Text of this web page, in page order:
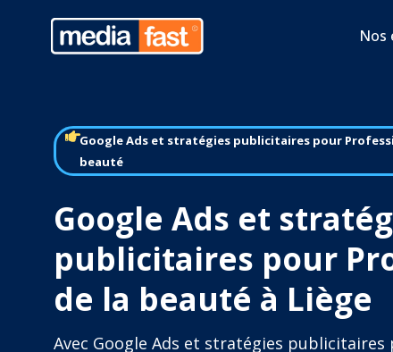
Nos
Google Ads et stratégies publicitaires pour
beauté
Google Ads et
publicitaires pour
de la beauté à Liège
Avec Google Ads et stratégies publicitaires